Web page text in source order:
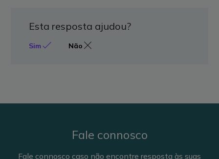
Esta resposta ajudou?
Sim Não
Fale connosco
Fale connosco caso não encontre resposta às suas